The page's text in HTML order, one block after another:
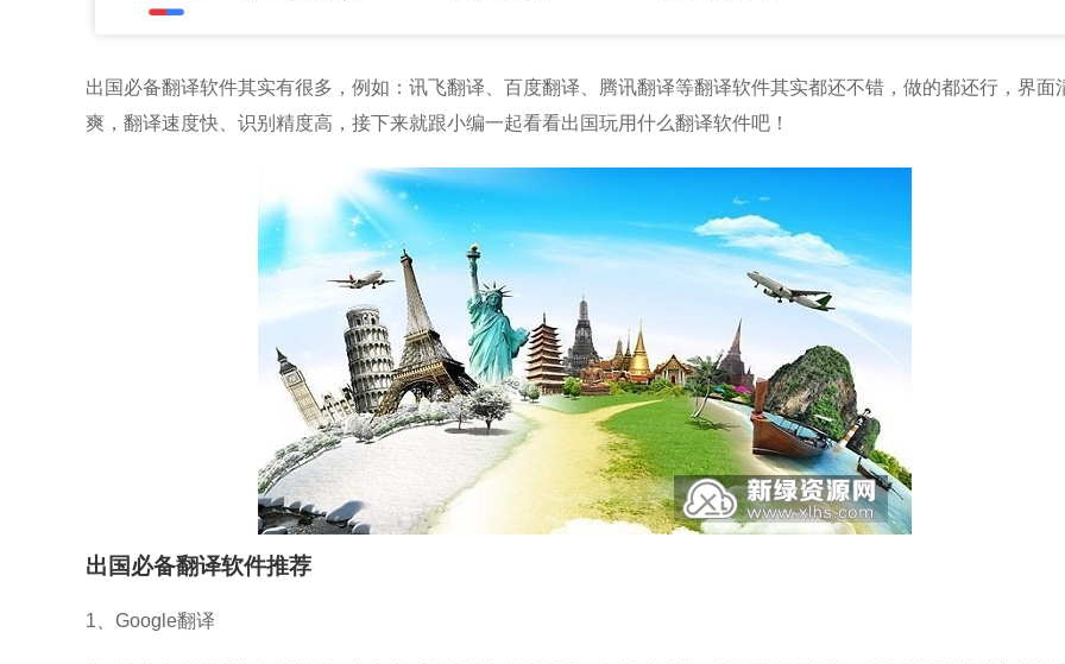
出国必备翻译软件其实有很多，例如：讯飞翻译、百度翻译、腾讯翻译等翻译软件其实都还不错，做的都还行，界面
爽，翻译速度快、识别精度高，接下来就跟小编一起看看出国玩用什么翻译软件吧！
出国必备翻译软件推荐
1、Google翻译